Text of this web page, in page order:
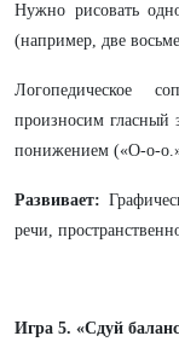
Нужно рисовать
(например, две
Логопедическое
произносим
понижением («О-о-
Развивает:
речи,
Игра 5. «Сдуй